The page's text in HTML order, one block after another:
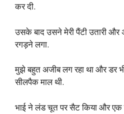
कर दी.
उसके बाद उसने मेरी पैंटी उतारी और
रगड़ने लगा.
मुझे बहुत अजीब लग रहा था और डर
सीलपैक माल थी.
भाई ने लंड चूत पर सैट किया और एक